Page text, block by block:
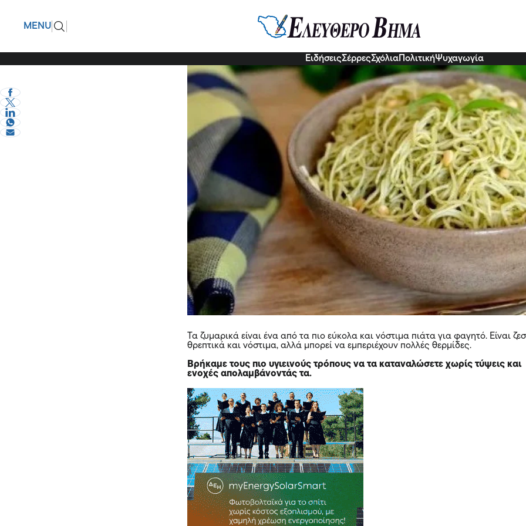
MENU
ΕιδήσειςΣέρρεςΣχόλια ΠολιτικήΨυχαγωγία
Ζυμαρικά: Πώς μπορείτε να τα
υγιεινό πιάτο
eVima Serres Team14 Νοε 2022, 08:15
Τα ζυμαρικά είναι ένα από τα πιο εύκολα και νόστιμα πιάτα για φαγητό. Είναι
θρεπτικά και νόστιμα, αλλά μπορεί να εμπεριέχουν πολλές θερμίδες.
Βρήκαμε τους πιο υγιεινούς τρόπους να τα καταναλώσετε χωρίς τύψεις και
ενοχές απολαμβάνοντάς τα.